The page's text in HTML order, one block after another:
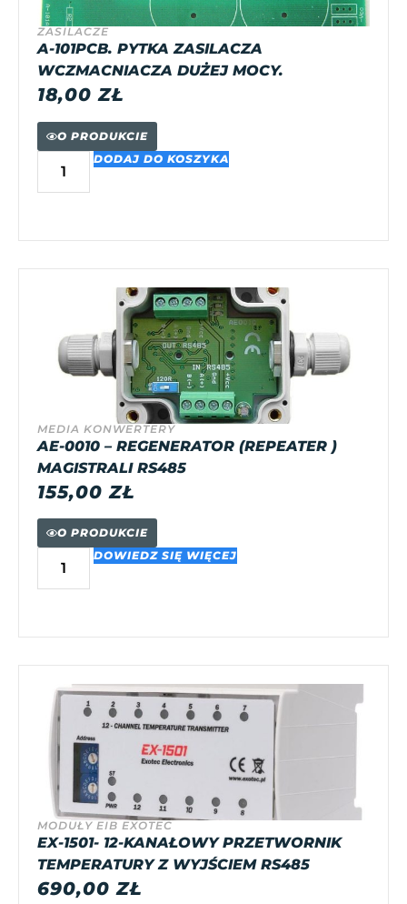
ZASILACZE
A-101PCB. PYTKA ZASILACZA
WCZMACNIACZA DUŻEJ MOCY.
18,00ZŁ
O PRODUKCIE
DODAJ DO KOSZYKA
MEDIA KONWERTERY
AE-0010 – REGENERATOR (REPEATER )
MAGISTRALI RS485
155,00ZŁ
O PRODUKCIE
DOWIEDZ SIĘ WIĘCEJ
MODUŁY EIB EXOTEC
EX-1501- 12-KANAŁOWY PRZETWORNIK
TEMPERATURY Z WYJŚCIEM RS485
690,00ZŁ